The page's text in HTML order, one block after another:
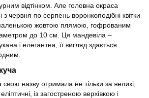
відтінком. Але головна окраса
з червня по серпень воронкоподібні квітки
жовтою плямою, гофрованим
до 10 см. Ця мандевіла –
і елегантна, її вигляд здається
назву отримала не тільки за великі,
із загостреною верхівкою і